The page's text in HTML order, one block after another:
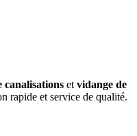
canalisations et vidange de
rapide et service de qualité.